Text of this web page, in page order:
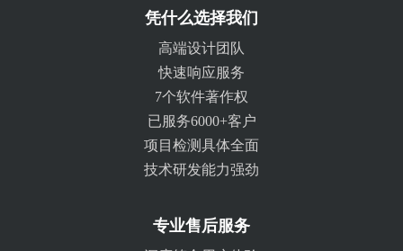
凭什么选择我们
高端设计团队
快速响应服务
7个软件著作权
已服务6000+客户
项目检测具体全面
技术研发能力强劲
专业售后服务